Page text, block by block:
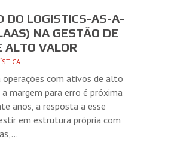
DO LOGISTICS-AS-A-
NA GESTÃO DE
ALTO VALOR
operações com ativos de alto
margem para erro é próxima
anos, a resposta a esse
em estrutura própria com